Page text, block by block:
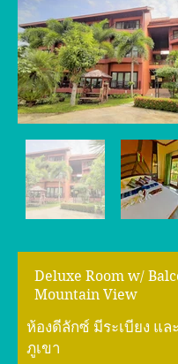
Deluxe Room w/
Mountain View
ห้องดีลักซ์ มีระเบียง แล
ภูเขา